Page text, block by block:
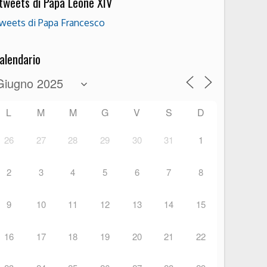
di Papa Francesco
L M M G V S D
26 27 28 29 30 31 1
2 3 4 5 6 7 8
9 10 11 12 13 14 15
16 17 18 19 20 21 22